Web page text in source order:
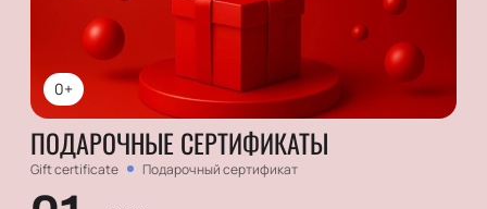
0+
ПОДАРОЧНЫЕ СЕРТИФИКАТЫ
Gift certificate Подарочный сертификат